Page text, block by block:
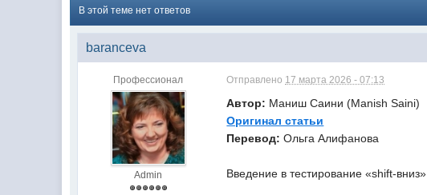
В этой теме нет ответов
baranceva
Профессионал
Admin
Отправлено 17 марта 2026 - 07:13
Автор: Маниш Саини (Manish Saini)
Оригинал статьи
Перевод:Ольга Алифанова
Введение в тестирование «shift-вниз»